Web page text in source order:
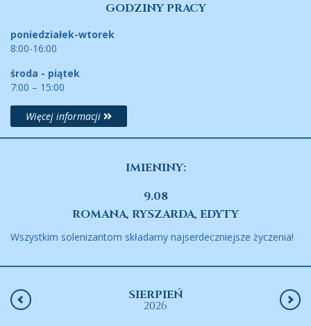
GODZINY PRACY
poniedziałek-wtorek
8:00-16:00
środa - piątek
7:00 – 15:00
Więcej informacji
IMIENINY:
9.08
ROMANA, RYSZARDA, EDYTY
Wszystkim solenizantom składamy najserdeczniejsze życzenia!
SIERPIEŃ
2026